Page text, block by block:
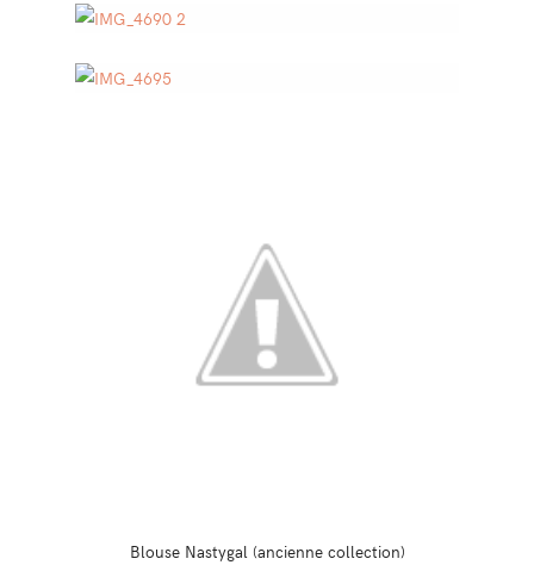
Blouse Nastygal (ancienne collection)